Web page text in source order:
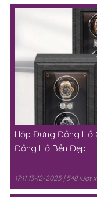
Hộp Đựng Đồng Hồ
Đồng Hồ Bền Đẹp
17:11 13-12-2025 | 548 lượt